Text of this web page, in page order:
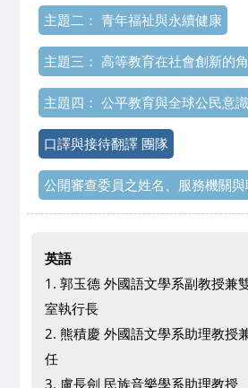
主題二： 青年福祉與永續健康
主題三： 高等教育在社會創新的
主題四： 公平教育與全球公民意識
口譯與接待翻譯 團隊
公開審查委員之姓名、服務機關
英語
1. 郭玉德 外國語文學系副教授兼
室執行長
2. 熊積慶 外國語文學系助理教授
任
3. 盧長劍 民族音樂學系助理教授